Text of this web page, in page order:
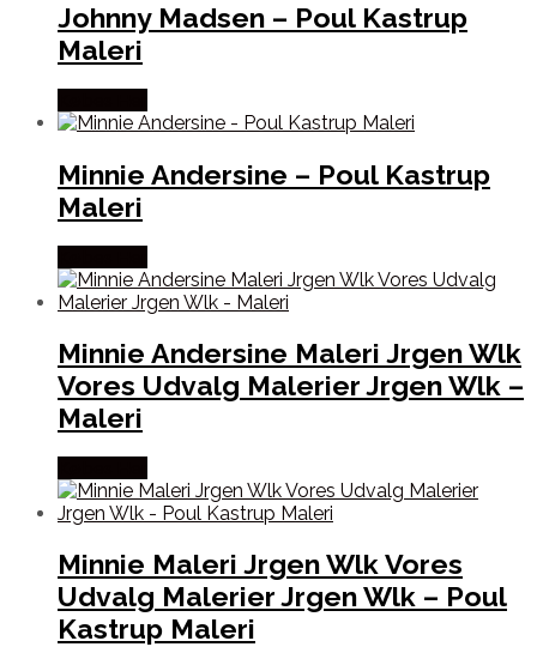
Johnny Madsen – Poul Kastrup
Maleri
Minnie Andersine – Poul Kastrup
Maleri
Minnie Andersine Maleri Jrgen Wlk
Vores Udvalg Malerier Jrgen Wlk –
Maleri
Minnie Maleri Jrgen Wlk Vores
Udvalg Malerier Jrgen Wlk – Poul
Kastrup Maleri